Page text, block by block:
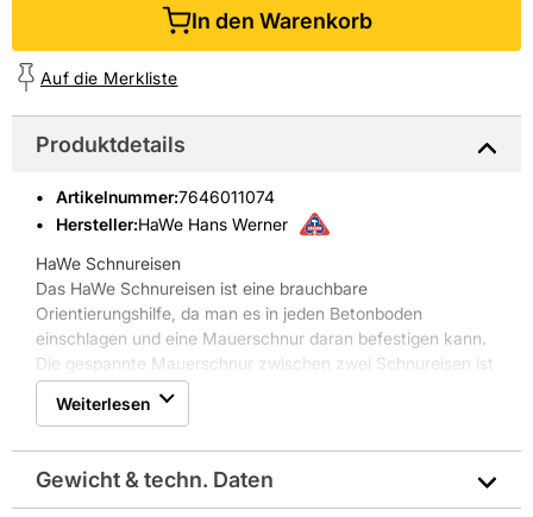
In den Warenkorb
Auf die Merkliste
Produktdetails
Artikelnummer:7646011074
Hersteller:HaWe Hans Werner
HaWe Schnureisen
Das HaWe Schnureisen ist eine brauchbare
Orientierungshilfe, da man es in jeden Betonboden
einschlagen und eine Mauerschnur daran befestigen kann.
Die gespannte Mauerschnur zwischen zwei Schnureisen ist
zur Ausrichtung von Mauer- und Pflasterlinien geeignet.
Eigenschaften HaWe Schnureisen:
* L= 1000 mm
* Ø= 18 mm
Weiterlesen
Gewicht & techn. Daten